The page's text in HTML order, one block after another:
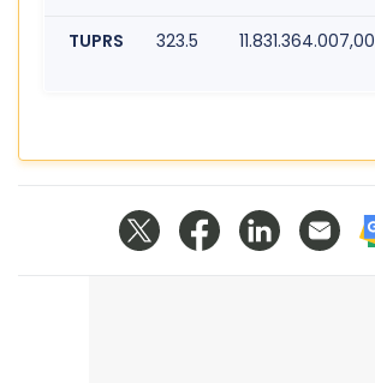
TUPRS 323.5 11.831.364.007,00